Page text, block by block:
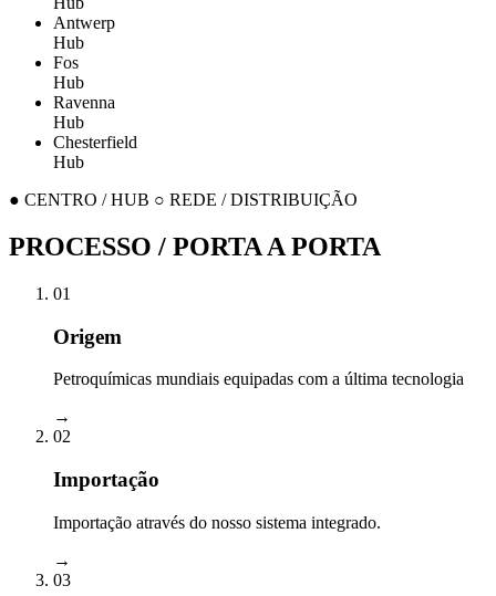
Antwerp
Hub
Fos
Hub
Ravenna
Hub
Chesterfield
Hub
● CENTRO / HUB ○ REDE / DISTRIBUIÇÃO
PROCESSO / PORTA A PORTA
01
Origem
Petroquímicas mundiais equipadas com a última tecnologia
→
02
Importação
Importação através do nosso sistema integrado.
→
03